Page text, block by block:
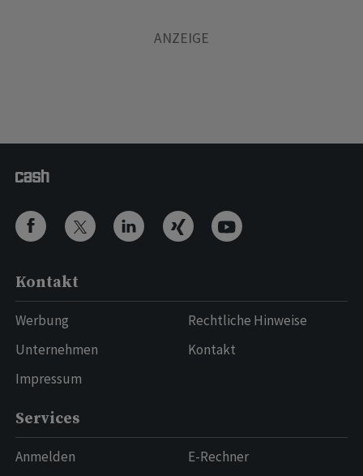
Kontakt
Werbung
Unternehmen
Impressum
Rechtliche Hinweise
Kontakt
Services
Anmelden
E-Rechner